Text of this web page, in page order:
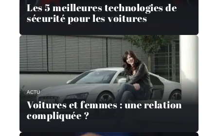
Les 5 meilleures technologies de
sécurité pour les voitures
ACTU
Voitures et femmes : une relation
compliquée ?